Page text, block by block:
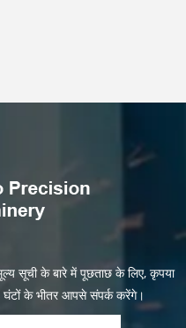
मूल्य सूची के बारे में पूछताछ के लिए, कृपया
के भीतर आपसे संपर्क करेंगे।